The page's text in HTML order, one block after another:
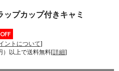
ップカップ付きキャミ
ントについて]
）以上で送料無料[詳細]